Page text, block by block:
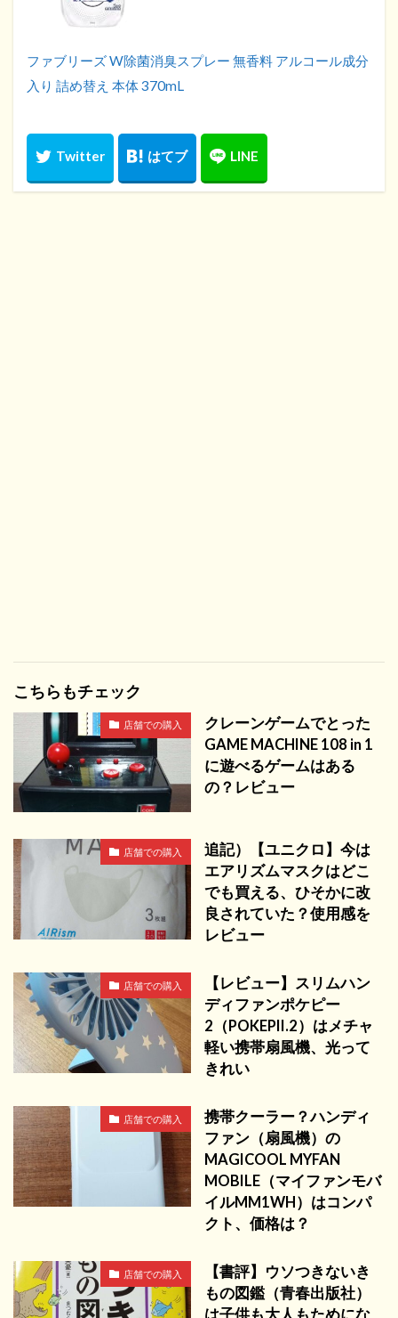
ファブリーズ W除菌消臭スプレー 無香料 アルコール成分
入り 詰め替え 本体 370mL
こちらもチェック
店舗での購入
クレーンゲームでとった
GAME MACHINE 108 in 1
に遊べるゲームはある
の？レビュー
店舗での購入
追記）【ユニクロ】今は
エアリズムマスクはどこ
でも買える、ひそかに改
良されていた？使用感を
レビュー
店舗での購入
【レビュー】スリムハン
ディファンポケピー
2（POKEPII.2）はメチャ
軽い携帯扇風機、光って
きれい
店舗での購入
携帯クーラー？ハンディ
ファン（扇風機）の
MAGICOOL MYFAN
MOBILE（マイファンモバ
イルMM1WH）はコンパ
クト、価格は？
店舗での購入
【書評】ウソつきないき
もの図鑑（青春出版社）
は子供も大人もためにな